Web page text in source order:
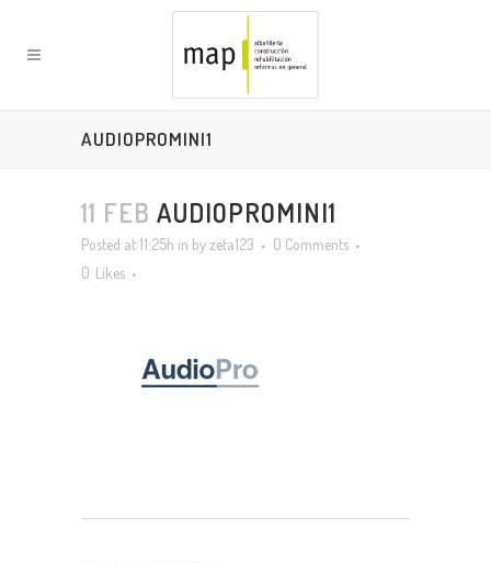
AUDIOPROMINI1
11 FEB AUDIOPROMINI1
Posted at 11:25h in byzeta123
0 Comments
0 Likes